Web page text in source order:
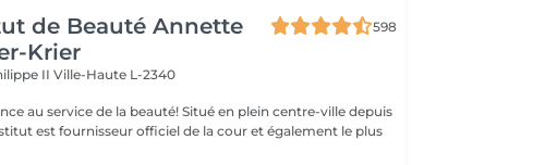
de Beauté Annette
Krier
598
IIVille-Haute L-2340
de la beauté! Situé en plein centre-ville depuis
est fournisseur officiel de la cour et également le plus